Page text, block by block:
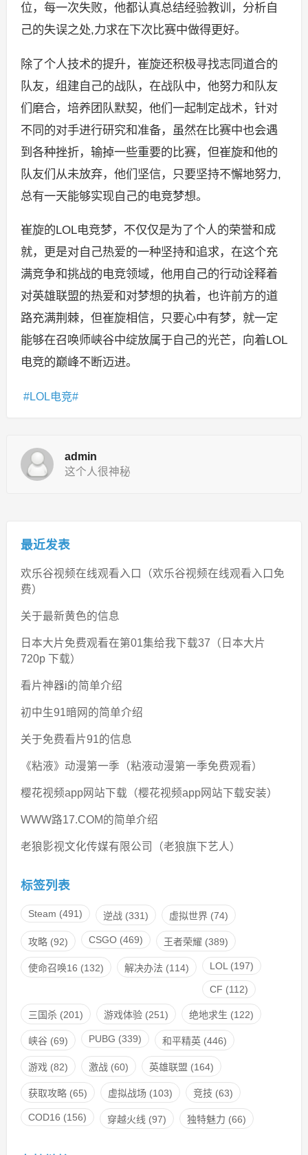
位，每一次失败，他都认真总结经验教训，分析自
己的失误之处,力求在下次比赛中做得更好。
除了个人技术的提升，崔旋还积极寻找志同道合的
队友，组建自己的战队，在战队中，他努力和队友
们磨合，培养团队默契，他们一起制定战术，针对
不同的对手进行研究和准备，虽然在比赛中也会遇
到各种挫折，输掉一些重要的比赛，但崔旋和他的
队友们从未放弃，他们坚信，只要坚持不懈地努力,
总有一天能够实现自己的电竞梦想。
崔旋的LOL电竞梦，不仅仅是为了个人的荣誉和成
就，更是对自己热爱的一种坚持和追求，在这个充
满竞争和挑战的电竞领域，他用自己的行动诠释着
对英雄联盟的热爱和对梦想的执着，也许前方的道
路充满荆棘，但崔旋相信，只要心中有梦，就一定
能够在召唤师峡谷中绽放属于自己的光芒，向着LOL
电竞的巅峰不断迈进。
LOL电竞
admin
这个人很神秘
最近发表
欢乐谷视频在线观看入口（欢乐谷视频在线观看入口免
费）
关于最新黄色的信息
日本大片免费观看在第01集给我下载37（日本大片
720p 下载）
看片神器i的简单介绍
初中生91暗网的简单介绍
关于免费看片91的信息
《粘液》动漫第一季（粘液动漫第一季免费观看）
樱花视频app网站下载（樱花视频app网站下载安装）
WWW路17.COM的简单介绍
老狼影视文化传媒有限公司（老狼旗下艺人）
标签列表
Steam (491) 逆战(331) 虚拟世界(74)
攻略(92) CSGO(469) 王者荣耀 (389)
使命召唤16 (132) 解决办法 (114) LOL(197)
CF (112)
三国杀(201) 游戏体验(251) 绝地求生 (122)
峡谷(69) PUBG (339) 和平精英(446)
游戏(82) 激战(60) 英雄联盟 (164)
获取攻略(65) 虚拟战场 (103) 竞技 (63)
COD16 (156) 穿越火线 (97) 独特魅力 (66)